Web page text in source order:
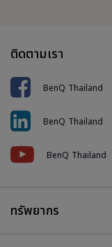
ติดตามเรา
BenQ Thailand
BenQ Thailand
BenQ Thailand
ทรัพยากร